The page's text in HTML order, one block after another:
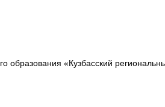
«Кузбасский